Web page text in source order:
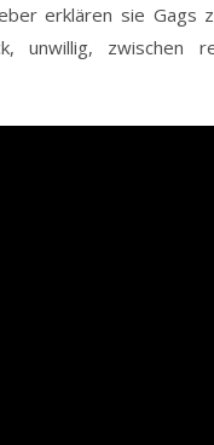
erklären sie
unwillig, zwischen